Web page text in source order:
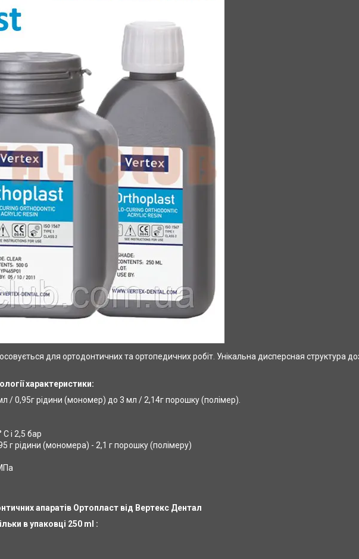
для ортодонтичних та ортопедичних робіт. Унікальна дисперсная структура
характеристики:
/ 0,95г рідини (мономер) до 3 мл / 2,14г порошку (полімер).
і 2,5 бар
г рідини (мономера) - 2,1 г порошку (полімеру)
апаратів Ортопласт від Вертекс Дентал
в упаковці 250 ml :